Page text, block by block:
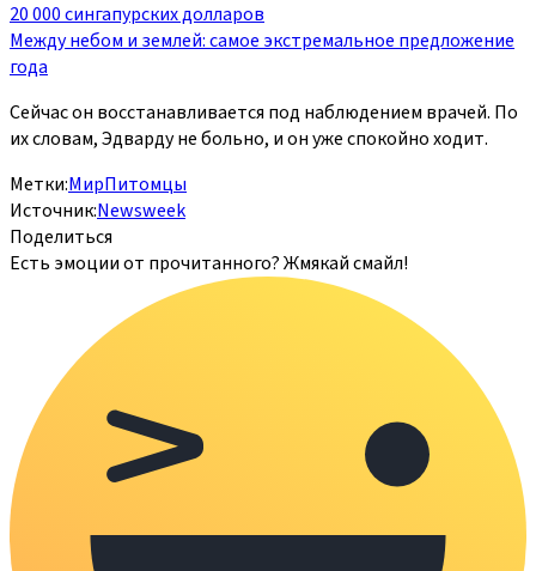
20 000 сингапурских долларов
Между небом и землей: самое экстремальное предложение
года
Сейчас он восстанавливается под наблюдением врачей. По
их словам, Эдварду не больно, и он уже спокойно ходит.
Метки:МирПитомцы
Источник:Newsweek
Поделиться
Есть эмоции от прочитанного? Жмякай смайл!